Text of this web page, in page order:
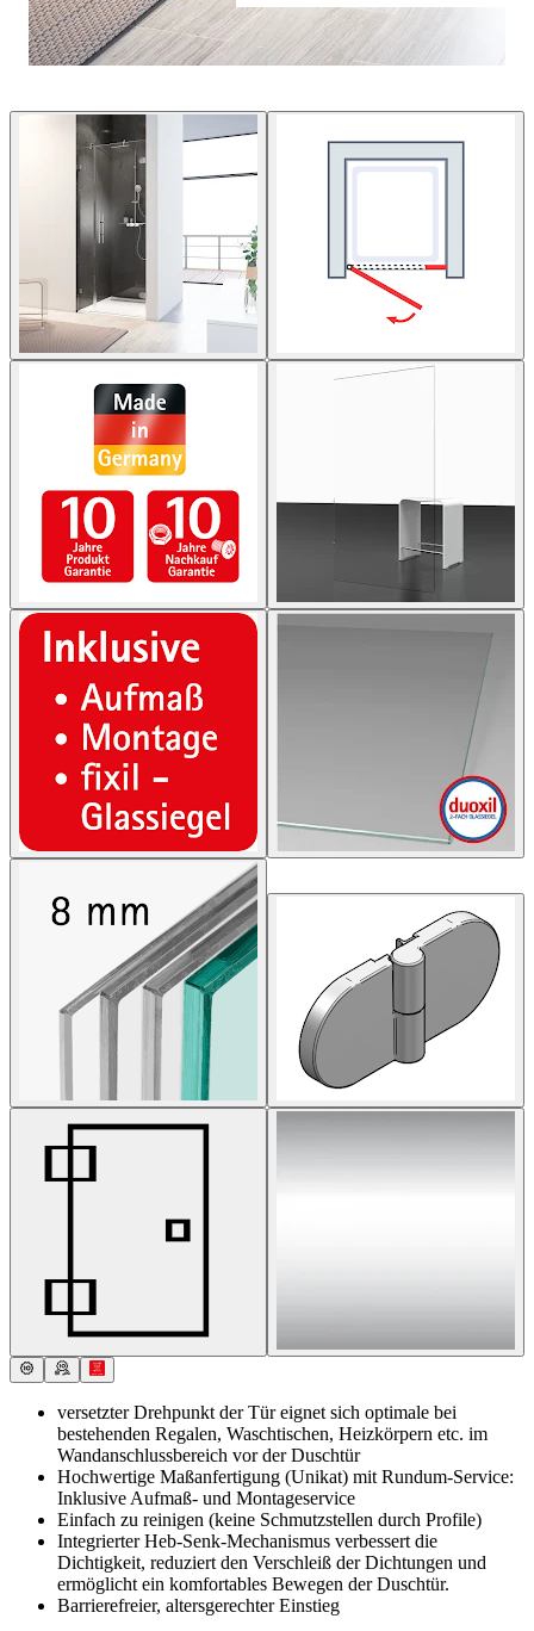
versetzter Drehpunkt der Tür eignet sich optimale bei
bestehenden Regalen, Waschtischen, Heizkörpern etc. im
Wandanschlussbereich vor der Duschtür
Hochwertige Maßanfertigung (Unikat) mit Rundum-Service:
Inklusive Aufmaß- und Montageservice
Einfach zu reinigen (keine Schmutzstellen durch Profile)
Integrierter Heb-Senk-Mechanismus verbessert die
Dichtigkeit, reduziert den Verschleiß der Dichtungen und
ermöglicht ein komfortables Bewegen der Duschtür.
Barrierefreier, altersgerechter Einstieg